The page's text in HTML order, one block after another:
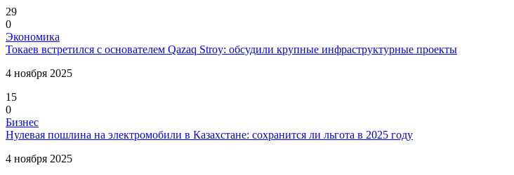
29
0
Экономика
Токаев встретился с основателем Qazaq Stroy: обсудили крупные инфраструктурные проекты
4 ноября 2025
15
0
Бизнес
Нулевая пошлина на электромобили в Казахстане: сохранится ли льгота в 2025 году
4 ноября 2025